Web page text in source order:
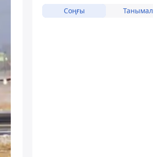
Соңғы Танымал